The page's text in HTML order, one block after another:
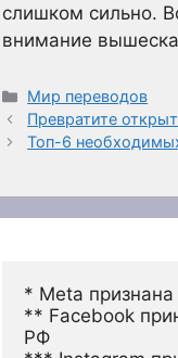
слишком сильно.
внимание
Рубрики
Мир переводов
Превратите
Топ-6
* Meta
** Facebook
РФ